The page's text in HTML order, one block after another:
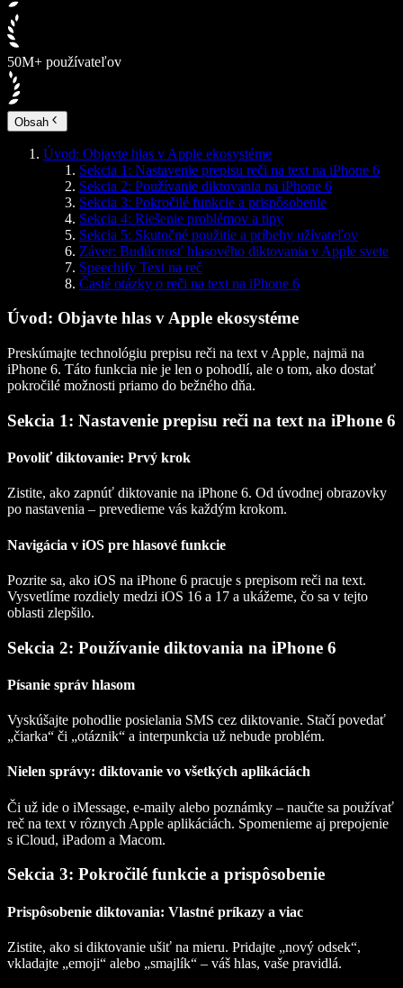
50M+ používateľov
Obsah
Úvod: Objavte hlas v Apple ekosystéme
Sekcia 1: Nastavenie prepisu reči na text na iPhone 6
Sekcia 2: Používanie diktovania na iPhone 6
Sekcia 3: Pokročilé funkcie a prispôsobenie
Sekcia 4: Riešenie problémov a tipy
Sekcia 5: Skutočné použitie a príbehy užívateľov
Záver: Budúcnosť hlasového diktovania v Apple svete
Speechify Text na reč
Časté otázky o reči na text na iPhone 6
Úvod: Objavte hlas v Apple ekosystéme
Preskúmajte technológiu prepisu reči na text v Apple, najmä na
iPhone 6. Táto funkcia nie je len o pohodlí, ale o tom, ako dostať
pokročilé možnosti priamo do bežného dňa.
Sekcia 1: Nastavenie prepisu reči na text na iPhone 6
Povoliť diktovanie: Prvý krok
Zistite, ako zapnúť diktovanie na iPhone 6. Od úvodnej obrazovky
po nastavenia – prevedieme vás každým krokom.
Navigácia v iOS pre hlasové funkcie
Pozrite sa, ako iOS na iPhone 6 pracuje s prepisom reči na text.
Vysvetlíme rozdiely medzi iOS 16 a 17 a ukážeme, čo sa v tejto
oblasti zlepšilo.
Sekcia 2: Používanie diktovania na iPhone 6
Písanie správ hlasom
Vyskúšajte pohodlie posielania SMS cez diktovanie. Stačí povedať
„čiarka“ či „otáznik“ a interpunkcia už nebude problém.
Nielen správy: diktovanie vo všetkých aplikáciách
Či už ide o iMessage, e-maily alebo poznámky – naučte sa používať
reč na text v rôznych Apple aplikáciách. Spomenieme aj prepojenie
s iCloud, iPadom a Macom.
Sekcia 3: Pokročilé funkcie a prispôsobenie
Prispôsobenie diktovania: Vlastné príkazy a viac
Zistite, ako si diktovanie ušiť na mieru. Pridajte „nový odsek“,
vkladajte „emoji“ alebo „smajlík“ – váš hlas, vaše pravidlá.